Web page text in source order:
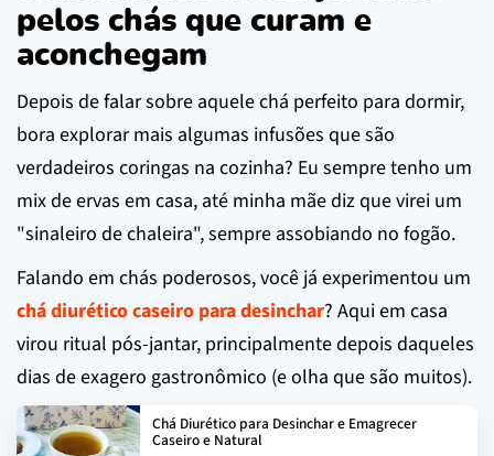
pelos chás que curam e
aconchegam
Depois de falar sobre aquele chá perfeito para dormir,
bora explorar mais algumas infusões que são
verdadeiros coringas na cozinha? Eu sempre tenho um
mix de ervas em casa, até minha mãe diz que virei um
"sinaleiro de chaleira", sempre assobiando no fogão.
Falando em chás poderosos, você já experimentou um
chá diurético caseiro para desinchar? Aqui em casa
virou ritual pós-jantar, principalmente depois daqueles
dias de exagero gastronômico (e olha que são muitos).
Chá Diurético para Desinchar e Emagrecer
Caseiro e Natural